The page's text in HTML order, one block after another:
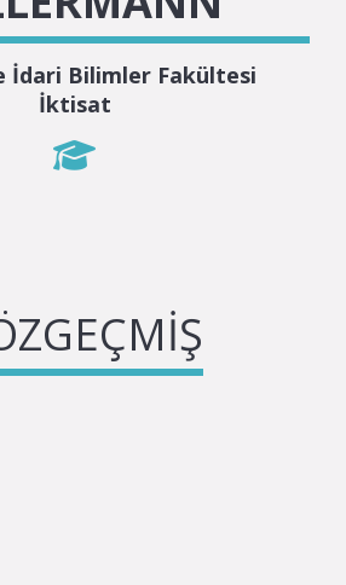
İdari Bilimler Fakültesi
İktisat